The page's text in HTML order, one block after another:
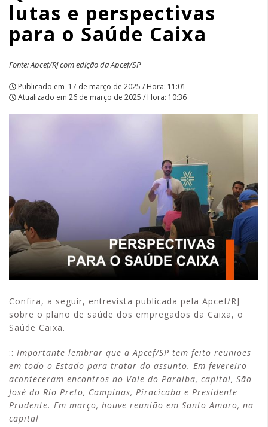
Saúde
Caixa
|
APCEF/SP
lutas e perspectivas
para o Saúde Caixa
Fonte: Apcef/RJ com edição da Apcef/SP
Publicado em 17 de março de 2025 / Hora: 11:01
Atualizado em 26 de março de 2025 / Hora: 10:36
Confira, a seguir, entrevista publicada pela Apcef/RJ
sobre o plano de saúde dos empregados da Caixa, o
Saúde Caixa.
:: Importante lembrar que a Apcef/SP tem feito reuniões
em todo o Estado para tratar do assunto. Em fevereiro
aconteceram encontros no Vale do Paraíba, capital, São
José do Rio Preto, Campinas, Piracicaba e Presidente
Prudente. Em março, houve reunião em Santo Amaro, na
capital